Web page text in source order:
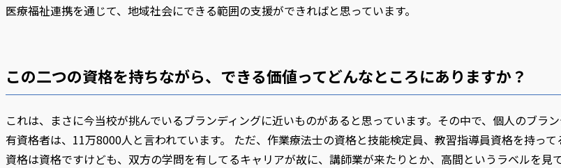
医療福祉連携を通じて、地域社会にできる範囲の支援ができればと思っています。
この二つの資格を持ちながら、できる価値ってどんなところにありますか？
これは、まさに今当校が挑んでいるブランディングに近いものがあると思っています。その中で、個人のブラ
有資格者は、11万8000人と言われています。 ただ、作業療法士の資格と技能検定員、教習指導員資格を持って
資格は資格ですけども、双方の学問を有してるキャリアが故に、講師業が来たりとか、高間というラベルを見